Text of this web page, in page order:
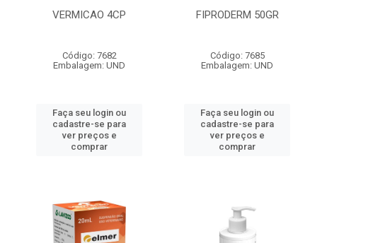
VERMICAO 4CP
Código: 7682
Embalagem: UND
Faça seu login ou
cadastre-se para
ver preços e
comprar
FIPRODERM 50GR
Código: 7685
Embalagem: UND
Faça seu login ou
cadastre-se para
ver preços e
comprar